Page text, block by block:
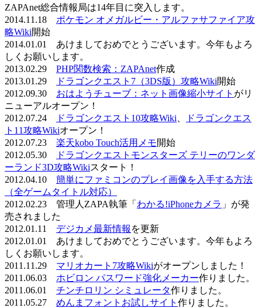
ZAPAnet総合情報局は14年目に突入します。
2014.11.18 ポケモン オメガルビー・アルファサファイア攻
略Wiki開始
2014.01.01 あけましておめでとうございます。今年もよろ
しくお願いします。
2013.02.29 PHP関数検索：ZAPAnet作成
2013.01.29
ドラゴンクエスト7（3DS版）攻略Wiki開始
2012.09.30 おはようチューブ：ネット画像縮小サイト がリ
ニューアルオープン！
2012.07.24
ドラゴンクエスト10攻略Wiki
ドラゴンクエス
ト11攻略Wikiオープン！
2012.07.23 楽天kobo Touch活用メモ開始
2012.05.30
ドラゴンクエストモンスターズ テリーのワンダ
ーランド3D攻略Wikiスタート！
2012.04.10 簡単にファミコンのプレイ画像を入手する方法
（全ゲームタイトル対応）
2012.02.23 管理人ZAPA執筆「 わかる!iPhoneカメラ 」が発
売されました
2012.01.11 デジカメ最新情報 を更新
2012.01.01 あけましておめでとうございます。今年もよろ
しくお願いします。
2011.11.29 マリオカート7攻略Wikiがオープンしました！
2011.06.03 ホビロン パスワード強化メーカー作りました。
2011.06.01 チンチロリン シミュレータ作りました。
2011.05.27 めんまフォントお試しサイト 作りました。